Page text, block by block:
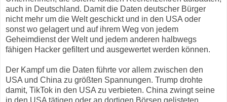
auch in Deutschland. Damit die Daten deutscher Bürger
nicht mehr um die Welt geschickt und in den USA oder
sonst wo gelagert und auf ihrem Weg von jedem
Geheimdienst der Welt und jedem anderen halbwegs
fähigen Hacker gefiltert und ausgewertet werden können.
Der Kampf um die Daten führte vor allem zwischen den
USA und China zu größten Spannungen. Trump drohte
damit, TikTok in den USA zu verbieten. China zwingt seine